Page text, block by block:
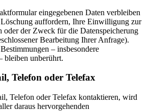
eingegebenen Daten verbleiben
auffordern, Ihre Einwilligung zur
oder der Zweck für die Datenspeicherung
Bearbeitung Ihrer Anfrage).
– insbesondere
bleiben unberührt.
Telefon oder Telefax
Telefon oder Telefax kontaktieren, wird
daraus hervorgehenden